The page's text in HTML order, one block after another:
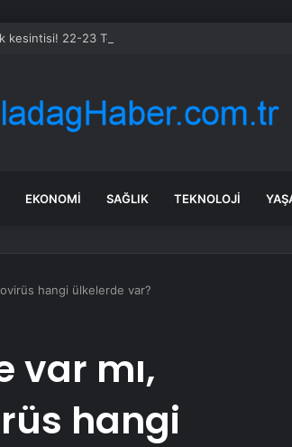
kesintisi! 22-23 Temmuz İstanbul’da elektrik
EKONOMI SAĞLIK TEKNOLOJI
hangi ülkelerde var?
var mı,
hangi